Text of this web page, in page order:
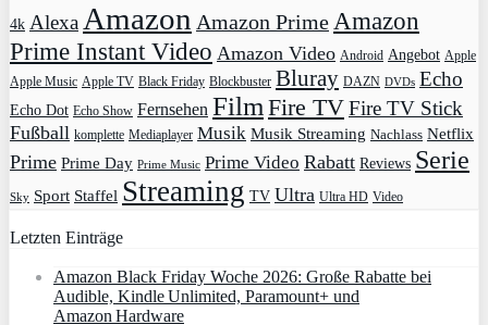
4k AlexaAmazon Amazon PrimeAmazon
Prime Instant Video Amazon Video Android Angebot Apple
Apple Music Apple TV Black Friday Blockbuster Bluray DAZN DVDs Echo
Echo Dot Echo Show Fernsehen FilmFire TVFire TV Stick
Fußball komplette Mediaplayer Musik Musik Streaming Nachlass Netflix
Prime Prime Day Prime Music Prime Video Rabatt Reviews Serie
Sky Sport Staffel Streaming TV Ultra Ultra HD Video
Letzten Einträge
Amazon Black Friday Woche 2026: Große Rabatte bei
Audible, Kindle Unlimited, Paramount+ und
Amazon Hardware